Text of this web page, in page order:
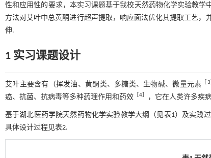
性和应用性的要求，本实习课题基于我校天然药物化学实验教
方法对艾叶中总黄酮进行超声提取，响应面法优化其提取工艺
伸.
1 实习课题设计
艾叶主要含有（挥发油、黄酮类、多糖类、生物碱、微量元素 3
癌、抗菌、抗病毒等多种药理作用和药效
4 ，它在人类许多疾
基于湖北医药学院天然药物化学实验教学大纲（见表1）及实践
具体设计过程见表2.